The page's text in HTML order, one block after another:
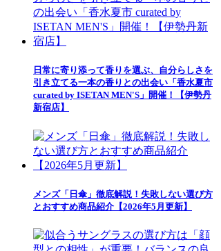
日常に寄り添って香りを選ぶ、自分らしさを
引き立てる一本の香りとの出会い「香水夏市
curated by ISETAN MEN'S」開催！【伊勢丹
新宿店】
メンズ「日傘」徹底解説！失敗しない選び方
とおすすめ商品紹介【2026年5月更新】